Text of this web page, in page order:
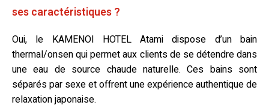
ses caractéristiques ?
Oui, le KAMENOI HOTEL Atami dispose d’un bain
thermal/onsen qui permet aux clients de se détendre dans
une eau de source chaude naturelle. Ces bains sont
séparés par sexe et offrent une expérience authentique de
relaxation japonaise.